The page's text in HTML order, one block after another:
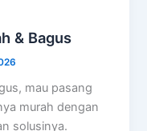
& Bagus
mau pasang
murah dengan
solusinya.